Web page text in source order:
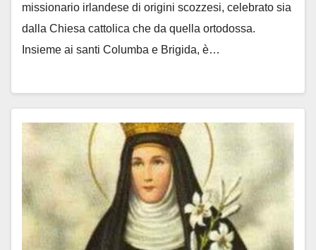
missionario irlandese di origini scozzesi, celebrato sia
dalla Chiesa cattolica che da quella ortodossa.
Insieme ai santi Columba e Brigida, è…